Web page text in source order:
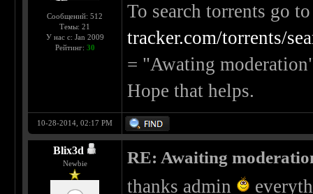
Сообщений: 512
Темы: 21
У нас с: Jan 2009
Рейтинг: 30
To search torrents go
tracker.com/torrents/
= "Awating
Hope that helps.
10-28-2014, 02:17 PM
Blix3d
Newbie RE: Awaiting
thanks admin